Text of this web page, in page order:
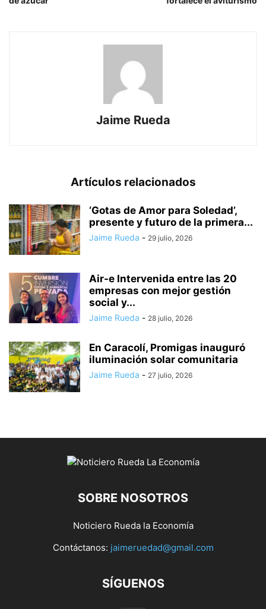
Jaime Rueda
Artículos relacionados
‘Gotas de Amor para Soledad’,
presente y futuro de la primera...
Jaime Rueda - 29 julio, 2026
Air-e Intervenida entre las 20
empresas con mejor gestión
social y...
Jaime Rueda - 28 julio, 2026
En Caracolí, Promigas inauguró
iluminación solar comunitaria
Jaime Rueda - 27 julio, 2026
SOBRE NOSOTROS
Noticiero Rueda la Economía
Contáctanos: jaimeruedad@gmail.com
SÍGUENOS